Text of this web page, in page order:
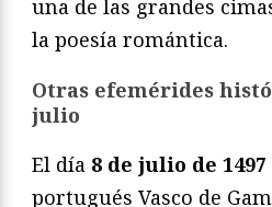
una de las grandes
la poesía romántica.
Otras efemérides
julio
El día 8 de julio de 1497
portugués Vasco de